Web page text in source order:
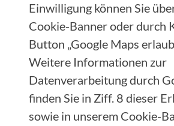
Einwilligung können Sie
Cookie-Banner oder durch
Button „Google Maps
Weitere Informationen zur
Datenverarbeitung durch
finden Sie in Ziff. 8 dieser
sowie in unserem Cookie-